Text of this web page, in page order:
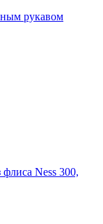
рукавом
флиса Ness 300,